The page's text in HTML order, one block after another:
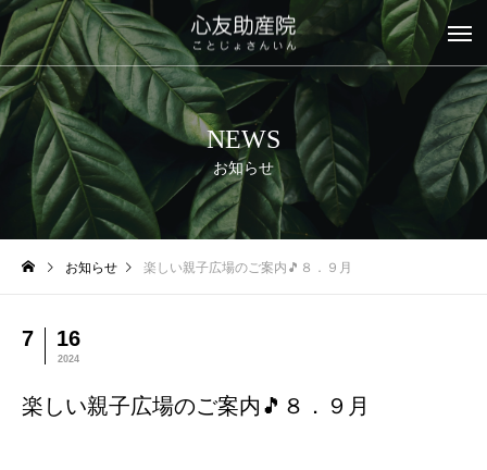
NEWS
お知らせ
お知らせ 楽しい親子広場のご案内🎵８．９月
7 16
2024
楽しい親子広場のご案内🎵８．９月